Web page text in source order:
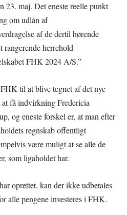
23. maj. Det eneste reelle punkt
om udlån af
af de dertil hørende
rangerende herrehold
FHK 2024 A/S.”
til at blive tegnet af det nye
få indvirkning Fredericia
og eneste forskel er, at man efter
regnskab offentligt
være muligt at se alle de
som ligaholdet har.
oprettet, kan der ikke udbetales
alle pengene investeres i FHK.